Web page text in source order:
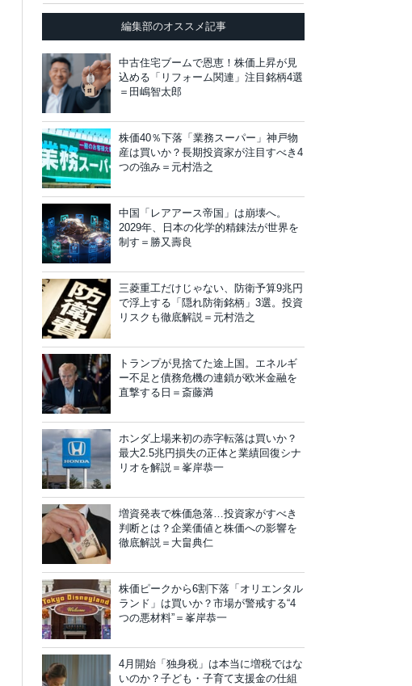
編集部のオススメ記事
中古住宅ブームで恩恵！株価上昇が見
込める「リフォーム関連」注目銘柄4選
＝田嶋智太郎
株価40％下落「業務スーパー」神戸物
産は買いか？長期投資家が注目すべき4
つの強み＝元村浩之
中国「レアアース帝国」は崩壊へ。
2029年、日本の化学的精錬法が世界を
制す＝勝又壽良
三菱重工だけじゃない、防衛予算9兆円
で浮上する「隠れ防衛銘柄」3選。投資
リスクも徹底解説＝元村浩之
トランプが見捨てた途上国。エネルギ
ー不足と債務危機の連鎖が欧米金融を
直撃する日＝斎藤満
ホンダ上場来初の赤字転落は買いか？
最大2.5兆円損失の正体と業績回復シナ
リオを解説＝峯岸恭一
増資発表で株価急落…投資家がすべき
判断とは？企業価値と株価への影響を
徹底解説＝大畠典仁
株価ピークから6割下落「オリエンタル
ランド」は買いか？市場が警戒する“4
つの悪材料”＝峯岸恭一
4月開始「独身税」は本当に増税ではな
いのか？子ども・子育て支援金の仕組